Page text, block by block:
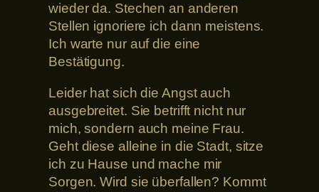
wieder da. Stechen an anderen
Stellen ignoriere ich dann meistens.
Ich warte nur auf die eine
Bestätigung.
Leider hat sich die Angst auch
ausgebreitet. Sie betrifft nicht nur
mich, sondern auch meine Frau.
Geht diese alleine in die Stadt, sitze
ich zu Hause und mache mir
Sorgen. Wird sie überfallen? Kommt